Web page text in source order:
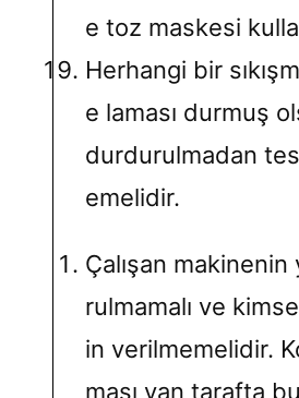
e toz maskesi
Herhangi bir
e laması durmuş
durdurulmadan
emelidir.
Çalışan makinenin
rulmamalı ve
in verilmemelidir.
ması yan tarafta